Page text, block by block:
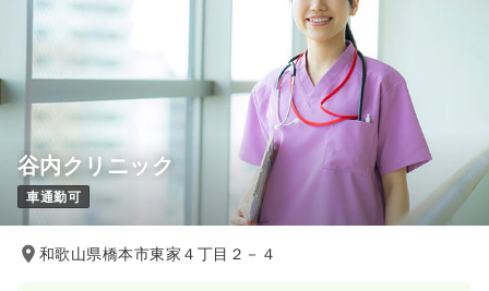
谷内クリニック
車通勤可
和歌山県橋本市東家４丁目２－４